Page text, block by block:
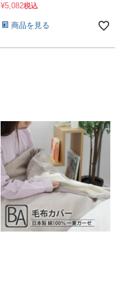
¥5,082税込
商品を見る